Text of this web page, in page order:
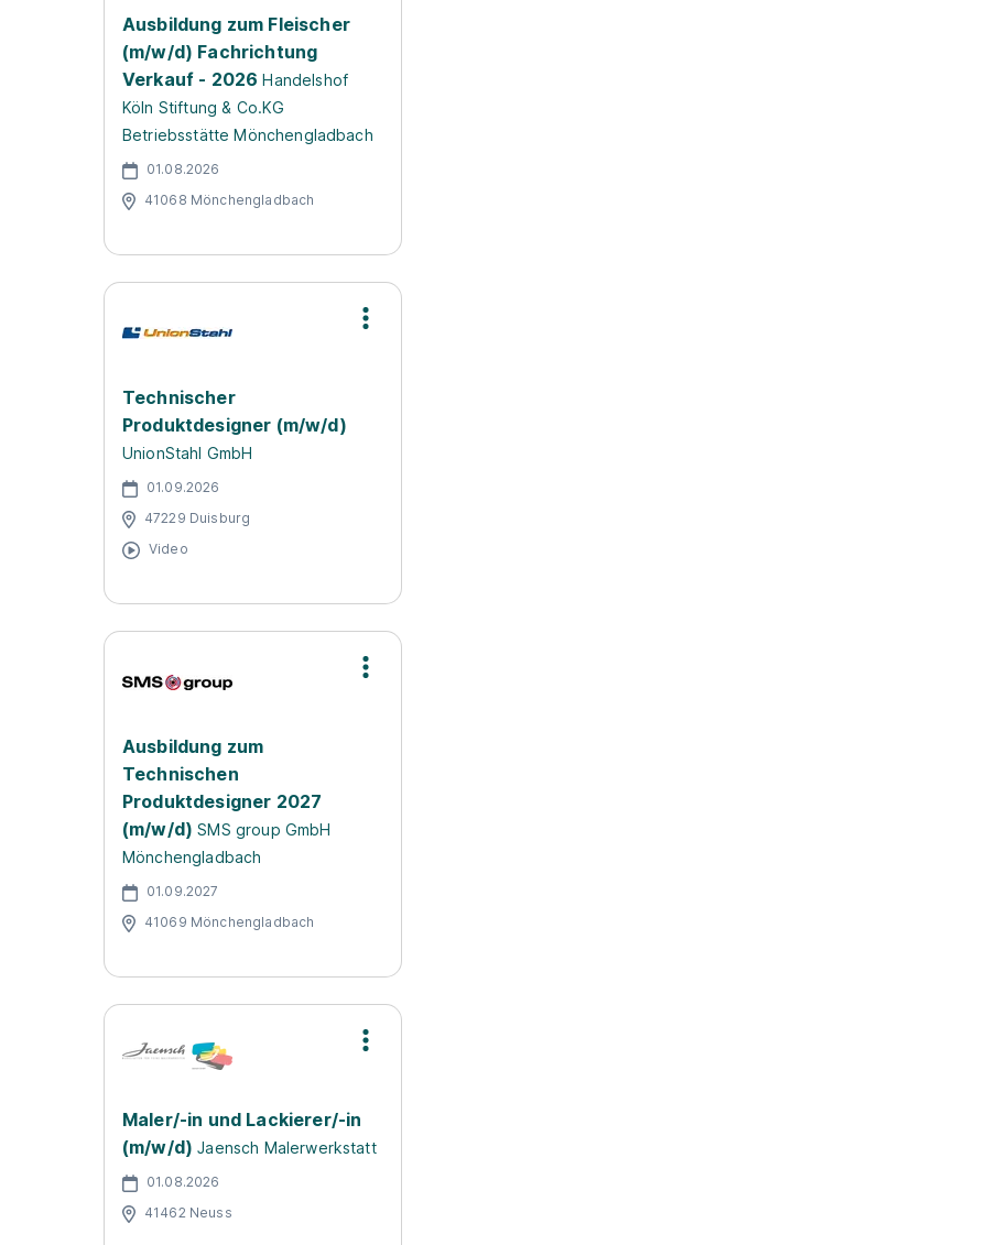
Ausbildung zum Fleischer
(m/w/d) Fachrichtung
Verkauf - 2026 Handelshof
Köln Stiftung & Co.KG
Betriebsstätte Mönchengladbach
01.08.2026
41068 Mönchengladbach
Technischer
Produktdesigner (m/w/d)
UnionStahl GmbH
01.09.2026
47229 Duisburg
Video
Ausbildung zum
Technischen
Produktdesigner 2027
(m/w/d) SMS group GmbH
Mönchengladbach
01.09.2027
41069 Mönchengladbach
Maler/-in und Lackierer/-in
(m/w/d) Jaensch Malerwerkstatt
01.08.2026
41462 Neuss